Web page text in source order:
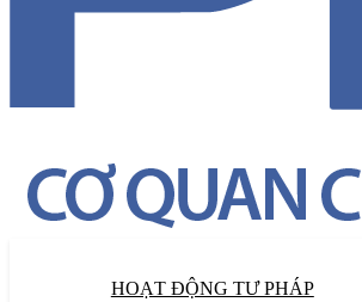
HOẠT ĐỘNG TƯ PHÁP